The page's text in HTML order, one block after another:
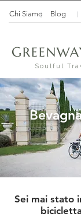
G
Soulful
Chi Siamo Blog
Sei mai stato